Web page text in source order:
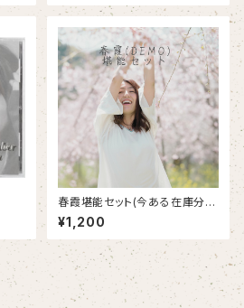
春霞堪能セット(今ある在庫分ま
で)
¥1,200